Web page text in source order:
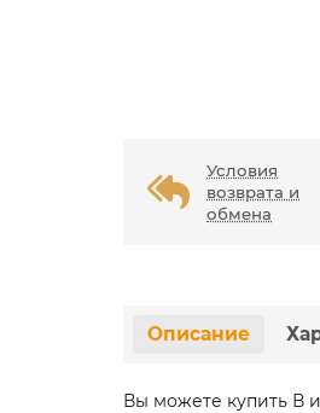
Условия
возврата и
обмена
Описание
Вы можете купить В